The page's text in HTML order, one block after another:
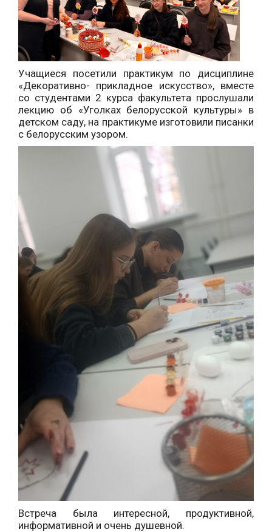
Учащиеся посетили практикум по дисциплине
«Декоративно- прикладное искусство», вместе
со студентами 2 курса факультета прослушали
лекцию об «Уголках белорусской культуры» в
детском саду, на практикуме изготовили писанки
с белорусским узором.
Встреча была интересной, продуктивной,
информативной и очень душевной.